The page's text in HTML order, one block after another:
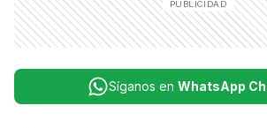
Síganos en WhatsApp